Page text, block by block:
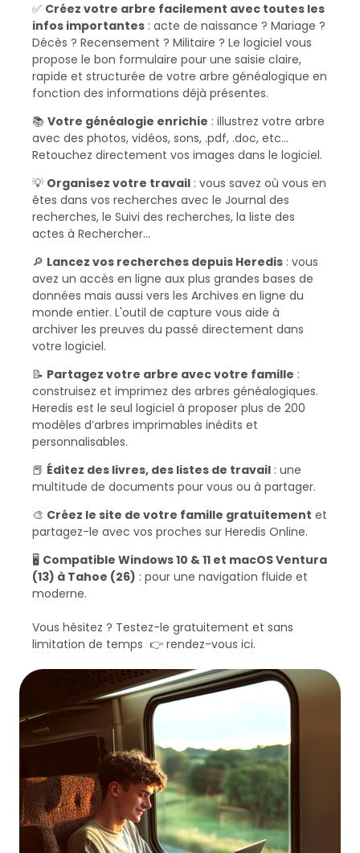
✅ Créez votre arbre facilement avec toutes les
infos importantes : acte de naissance ? Mariage ?
Décès ? Recensement ? Militaire ? Le logiciel vous
propose le bon formulaire pour une saisie claire,
rapide et structurée de votre arbre généalogique en
fonction des informations déjà présentes.
📚 Votre généalogie enrichie : illustrez votre arbre
avec des photos, vidéos, sons, .pdf, .doc, etc...
Retouchez directement vos images dans le logiciel.
💡 Organisez votre travail : vous savez où vous en
êtes dans vos recherches avec le Journal des
recherches, le Suivi des recherches, la liste des
actes à Rechercher...
🔎 Lancez vos recherches depuis Heredis : vous
avez un accès en ligne aux plus grandes bases de
données mais aussi vers les Archives en ligne du
monde entier. L'outil de capture vous aide à
archiver les preuves du passé directement dans
votre logiciel.
📝 Partagez votre arbre avec votre famille :
construisez et imprimez des arbres généalogiques.
Heredis est le seul logiciel à proposer plus de 200
modèles d’arbres imprimables inédits et
personnalisables.
📕 Éditez des livres, des listes de travail : une
multitude de documents pour vous ou à partager.
🎨 Créez le site de votre famille gratuitement et
partagez-le avec vos proches sur Heredis Online.
🖥️ Compatible Windows 10 & 11 et macOS Ventura
(13) à Tahoe (26) : pour une navigation fluide et
moderne.
Vous hésitez ? Testez-le gratuitement et sans
limitation de temps 👉 rendez-vous ici.